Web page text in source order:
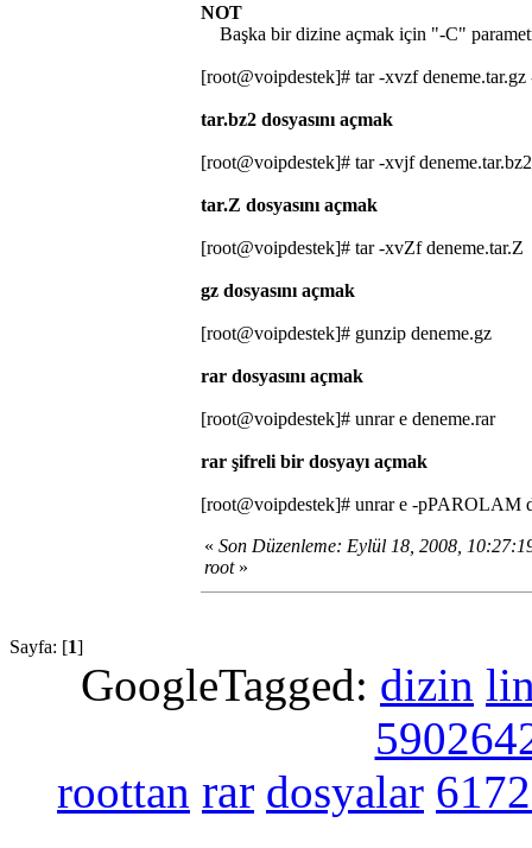
NOT
Başka bir dizine açmak için "-C"
[root@voipdestek]# tar -xvzf
tar.bz2 dosyasını açmak
[root@voipdestek]# tar -xvjf deneme.tar.bz2
tar.Z dosyasını açmak
[root@voipdestek]# tar -xvZf deneme.tar.Z
gz dosyasını açmak
[root@voipdestek]# gunzip deneme.gz
rar dosyasını açmak
[root@voipdestek]# unrar e deneme.rar
rar şifreli bir dosyayı açmak
[root@voipdestek]# unrar e -pPAROLAM
« Son Düzenleme: Eylül 18, 2008,
root»
Sayfa: [1]
GoogleTagged: dizin
roottan rar dosyalar